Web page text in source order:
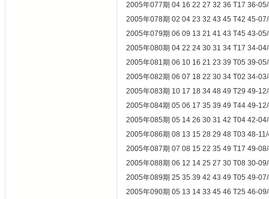
2005年077期 04 16 22 27 32 36 T17
2005年078期 02 04 23 32 43 45 T42
2005年079期 06 09 13 21 41 43 T45
2005年080期 04 22 24 30 31 34 T17
2005年081期 06 10 16 21 23 39 T05
2005年082期 06 07 18 22 30 34 T02
2005年083期 10 17 18 34 48 49 T29
2005年084期 05 06 17 35 39 49 T44
2005年085期 05 14 26 30 31 42 T04
2005年086期 08 13 15 28 29 48 T03
2005年087期 07 08 15 22 35 49 T17
2005年088期 06 12 14 25 27 30 T08
2005年089期 25 35 39 42 43 49 T05
2005年090期 05 13 14 33 45 46 T25